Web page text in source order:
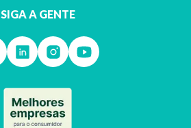
SIGA A GENTE